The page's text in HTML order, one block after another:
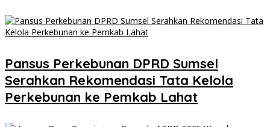
Pansus Perkebunan DPRD Sumsel
Serahkan Rekomendasi Tata Kelola
Perkebunan ke Pemkab Lahat